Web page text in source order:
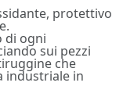
protettivo
di ogni
sui pezzi
che
industriale in